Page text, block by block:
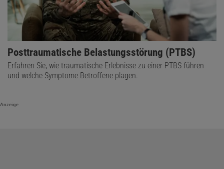
Posttraumatische Belastungsstörung (PTBS)
Erfahren Sie, wie traumatische Erlebnisse zu einer PTBS führen
und welche Symptome Betroffene plagen.
Anzeige